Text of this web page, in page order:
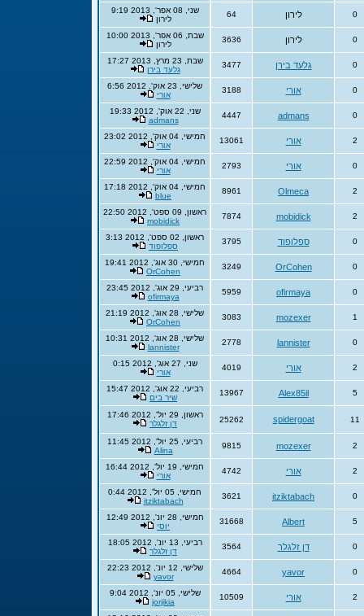
0 לירון 64
שני, 08 אפר', 2013 9:19
לירון
0 לירון 3636
שבת, 06 אפר', 2013 10:00
לירון
0 גלעד בירן 3477
שבת, 23 מרץ, 2013 17:27
גלעד בירן
0 אורי 3188
שלישי, 23 אוק', 2012 6:56
אורי
0
admans
4447
שני, 22 אוק', 2012 19:33
admans
2 אורי 13061
חמישי, 04 אוק', 2012 23:02
אורי
0 אורי 2793
חמישי, 04 אוק', 2012 22:59
אורי
2
Olmeca
8961
חמישי, 04 אוק', 2012 17:18
blue
2
mobidick
7874
ראשון, 09 ספט', 2012 22:50
mobidick
0 ספלופוד 3795
ראשון, 02 ספט', 2012 3:13
ספלופוד
0
OrCohen
3249
חמישי, 30 אוג', 2012 19:41
OrCohen
0
ofirmaya
5959
רביעי, 29 אוג', 2012 23:45
ofirmaya
1
mozexer
3083
שלישי, 28 אוג', 2012 21:19
OrCohen
0
lannister
2778
שלישי, 28 אוג', 2012 10:31
lannister
2 אורי 4019
שני, 27 אוג', 2012 0:15
אורי
5
Alex85il
13967
רביעי, 22 אוג', 2012 15:47
שיר בים
11
spidergoat
25262
ראשון, 29 יול', 2012 17:46
דן זלגלר
2
mozexer
9815
רביעי, 25 יול', 2012 11:45
Alina
2 אורי 4742
חמישי, 19 יול', 2012 16:44
אורי
0
itziktabach
3621
חמישי, 05 יול', 2012 0:44
itziktabach
5
Albert
31668
חמישי, 28 יונ', 2012 12:49
יוסי
0 דן זלגלר 3564
רביעי, 13 יונ', 2012 18:05
דן זלגלר
0
yavor
4664
שלישי, 12 יונ', 2012 22:23
yavor
2 אורי 10509
שלישי, 05 יונ', 2012 9:04
jorjikia